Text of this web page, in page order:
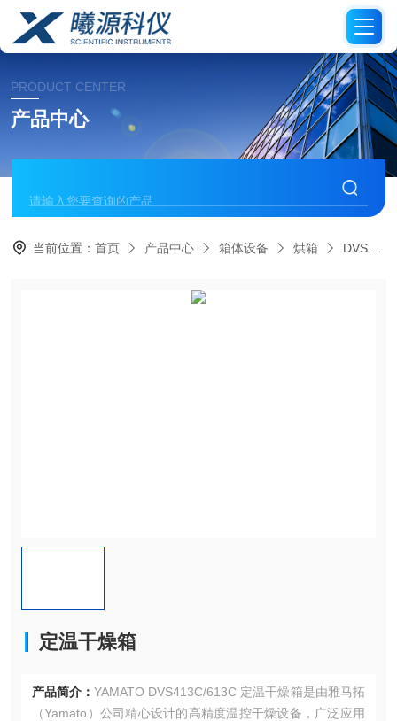
PRODUCT CENTER
产品中心
当前位置：首页 产品中心 箱体设备 烘箱 DVS413C/613C定温干燥箱
定温干燥箱
产品简介： YAMATO DVS413C/613C 定温干燥箱是由雅马拓
（Yamato）公司精心设计的高精度温控干燥设备，广泛应用